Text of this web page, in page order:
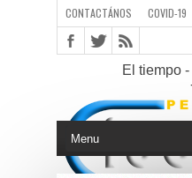
CONTACTÁNOS COVID-19
El tiempo